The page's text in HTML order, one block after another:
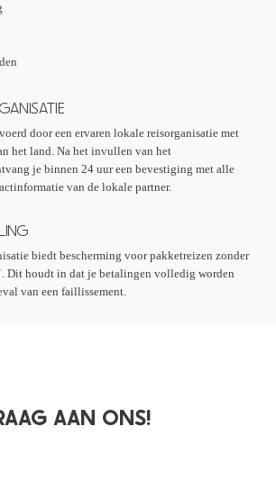
door een ervaren lokale reisorganisatie met
het land. Na het invullen van het
je binnen 24 uur een bevestiging met alle
van de lokale partner.
biedt bescherming voor pakketreizen zonder
. Dit houdt in dat je betalingen volledig worden
van een faillissement.
AAN ONS!